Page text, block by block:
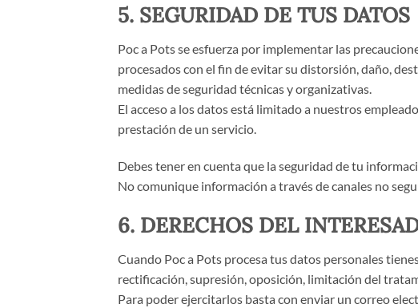
5. SEGURIDAD DE TUS DATOS
Poc a Pots se esfuerza por implementar las
procesados con el fin de evitar su distorsión, daño,
medidas de seguridad técnicas y organizativas.
El acceso a los datos está limitado a nuestros
prestación de un servicio.
Debes tener en cuenta que la seguridad de tu
No comunique información a través de canales no
6. DERECHOS DEL
Cuando Poc a Pots procesa tus datos personales
rectificación, supresión, oposición, limitación del
Para poder ejercitarlos basta con enviar un correo